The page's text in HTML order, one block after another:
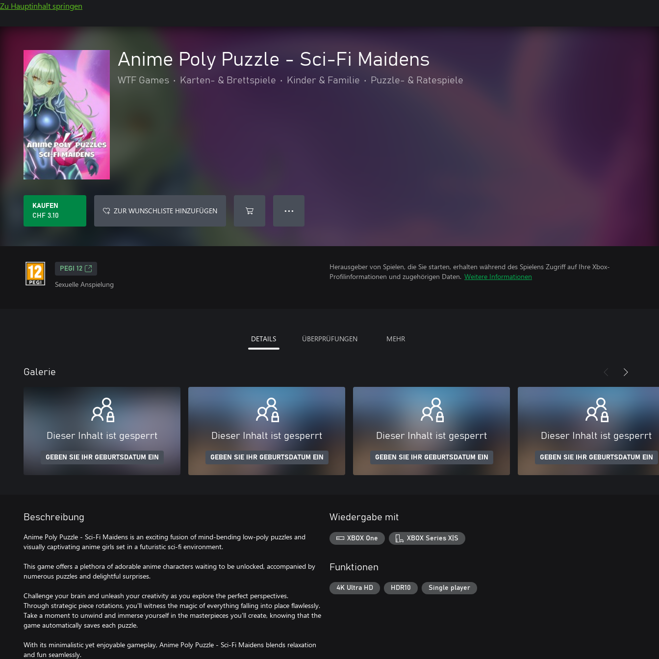
Zu Hauptinhalt springen
Anime Poly Puzzle - Sci-Fi Maidens
WTF Games • Karten- & Brettspiele • Kinder & Familie • Puzzle- & Ratespiele
KAUFEN
CHF 3.10
ZUR WUNSCHLISTE HINZUFÜGEN ● ● ●
PEGI 12
Sexuelle Anspielung
Herausgeber von Spielen, die Sie starten, erhalten während des Spielens Zugriff auf Ihre Xbox-
Profilinformationen und zugehörigen Daten. Weitere Informationen
DETAILS ÜBERPRÜFUNGEN MEHR
Galerie
Dieser Inhalt ist gesperrt
GEBEN SIE IHR GEBURTSDATUM EIN
Dieser Inhalt ist gesperrt
GEBEN SIE IHR GEBURTSDATUM EIN
Dieser Inhalt ist gesperrt
GEBEN SIE IHR GEBURTSDATUM EIN
Dieser Inhalt ist gesperrt
GEBEN SIE IHR GEBURTSDATUM EIN
Beschreibung
Anime Poly Puzzle - Sci-Fi Maidens is an exciting fusion of mind-bending low-poly puzzles and
visually captivating anime girls set in a futuristic sci-fi environment.
This game offers a plethora of adorable anime characters waiting to be unlocked, accompanied by
numerous puzzles and delightful surprises.
Challenge your brain and unleash your creativity as you explore the perfect perspectives.
Through strategic piece rotations, you'll witness the magic of everything falling into place flawlessly.
Take a moment to unwind and immerse yourself in the masterpieces you'll create, knowing that the
game automatically saves each puzzle.
With its minimalistic yet enjoyable gameplay, Anime Poly Puzzle - Sci-Fi Maidens blends relaxation
Wiedergabe mit
XBOX One XBOX Series X|S
Funktionen
4K Ultra HD HDR10 Single player